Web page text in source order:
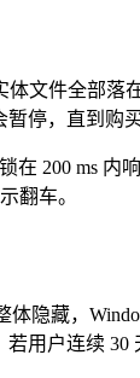
件全部落
停，直到购
200 ms
翻车。
隐藏，
用户连续